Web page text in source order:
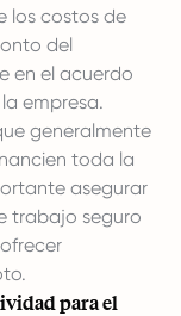
los costos de
del
en el acuerdo
empresa.
generalmente
toda la
asegurar
trabajo seguro
para el